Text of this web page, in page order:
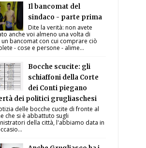
Il bancomat del
sindaco - parte prima
Dite la verità: non avete
anche voi almeno una volta di
un bancomat con cui comprare ciò
- cose e persone - alime...
Bocche scucite: gli
schiaffoni della Corte
dei Conti piegano
dei politici grugliaschesi
delle bocche cucite di fronte al
che si è abbattuto sugli
della città, l'abbiamo data in